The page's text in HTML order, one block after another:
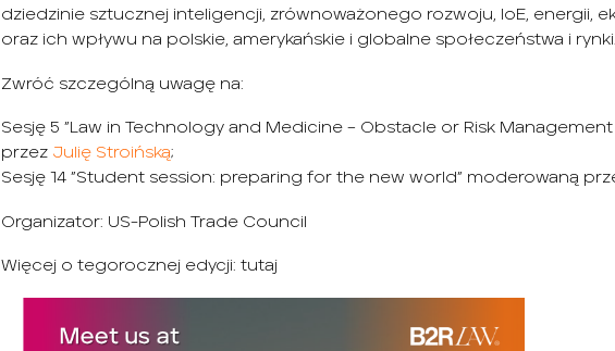
dziedzinie sztucznej inteligencji, zrównoważonego rozwoju, IoE, energii,
oraz ich wpływu na polskie, amerykańskie i globalne społeczeństwa i rynki.
Zwróć szczególną uwagę na:
Sesję 5 ”Law in Technology and Medicine – Obstacle or Risk
przez Julię Stroińską;
Sesję 14 ”Student session: preparing for the new world” moderowaną
Organizator: US-Polish Trade Council
Więcej o tegorocznej edycji: tutaj